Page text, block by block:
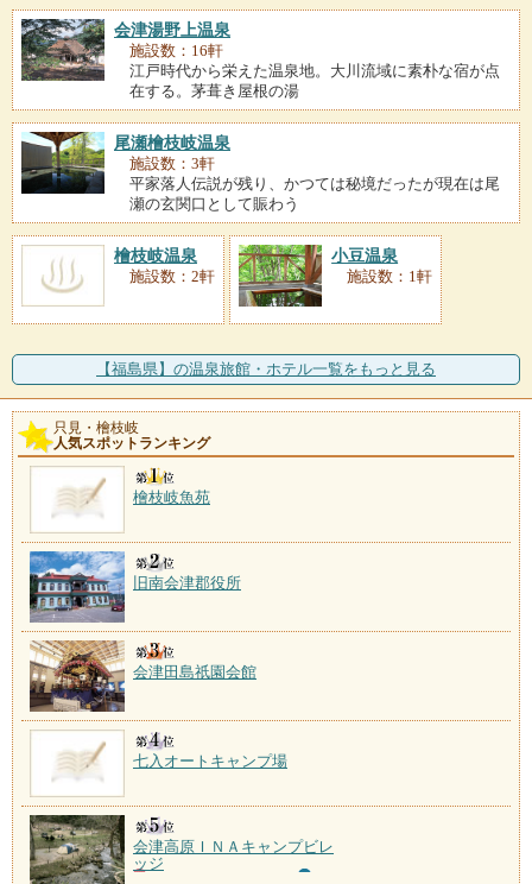
会津湯野上温泉
施設数：16軒
江戸時代から栄えた温泉地。大川流域に素朴な宿が点
在する。茅葺き屋根の湯
尾瀬檜枝岐温泉
施設数：3軒
平家落人伝説が残り、かつては秘境だったが現在は尾
瀬の玄関口として賑わう
檜枝岐温泉
施設数：2軒
小豆温泉
施設数：1軒
【福島県】の温泉旅館・ホテル一覧をもっと見る
只見・檜枝岐
人気スポットランキング
檜枝岐魚苑
旧南会津郡役所
会津田島祇園会館
七入オートキャンプ場
会津高原ＩＮＡキャンプビレ
ッジ